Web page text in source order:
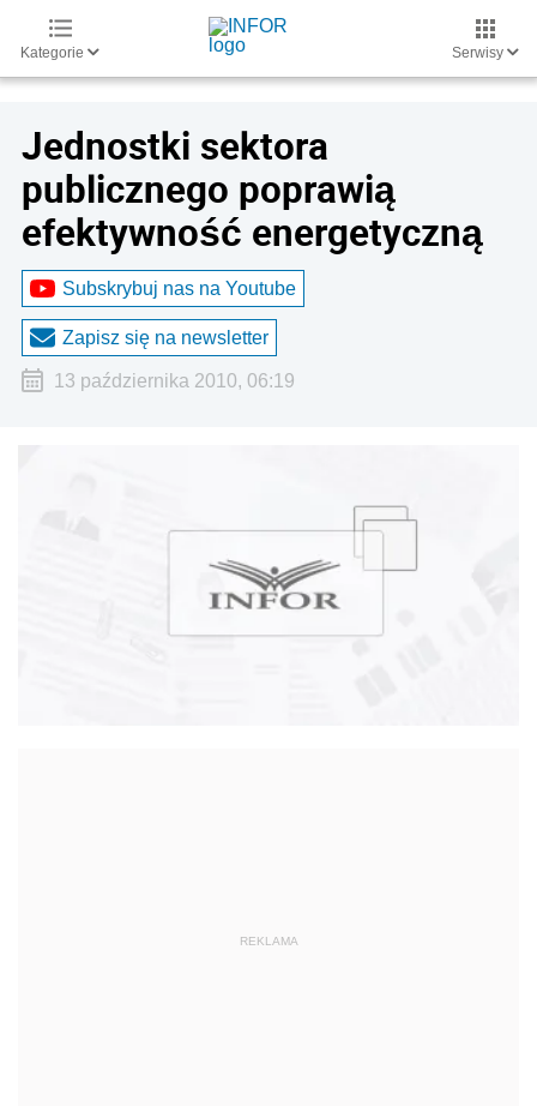
Kategorie Serwisy
Jednostki sektora
publicznego poprawią
efektywność energetyczną
Subskrybuj nas na Youtube
Zapisz się na newsletter
13 października 2010, 06:19